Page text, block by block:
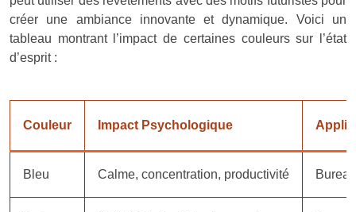
créer une ambiance innovante et dynamique. Voici un
tableau montrant l’impact de certaines couleurs sur l’état
d’esprit :
Couleur Impact Psychologique
Bleu Calme, concentration, productivité